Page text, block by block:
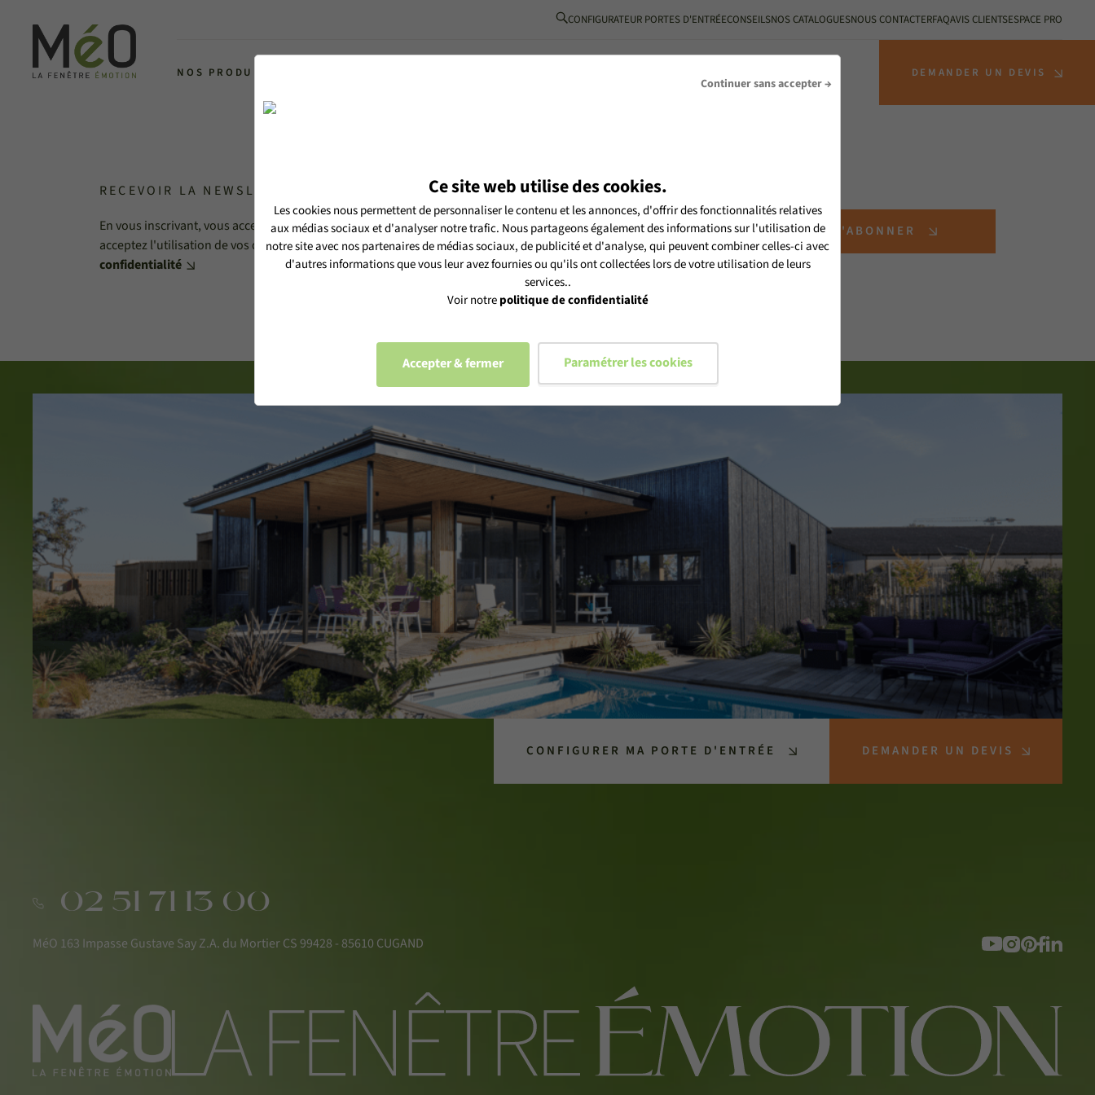
Continuer sans accepter →
Ce site web utilise des cookies.
Les cookies nous permettent de personnaliser le contenu et les annonces, d'offrir des fonctionnalités relatives
aux médias sociaux et d'analyser notre trafic. Nous partageons également des informations sur l'utilisation de
notre site avec nos partenaires de médias sociaux, de publicité et d'analyse, qui peuvent combiner celles-ci avec
d'autres informations que vous leur avez fournies ou qu'ils ont collectées lors de votre utilisation de leurs
services..
Voir notrepolitique de confidentialité
Accepter & fermer Paramétrer les cookies
CONFIGURATEUR PORTES D'ENTRÉECONSEILSNOS CATALOGUESNOUS CONTACTERFAQAVIS CLIENTSESPACE PRO
NOS PRODUITS DEMANDER UN DEVIS
RECEVOIR LA NEWSLETTER MéO
En vous inscrivant, vous acceptez de recevoir notre newsletter MéO et vous
acceptez l'utilisation de vos données personnelles selon notrepolitique de
confidentialité
S'ABONNER
CONFIGURER MA PORTE D'ENTRÉE DEMANDER UN DEVIS
02 51 71 13 00
MéO 163 Impasse Gustave Say Z.A. du Mortier CS 99428 - 85610 CUGAND